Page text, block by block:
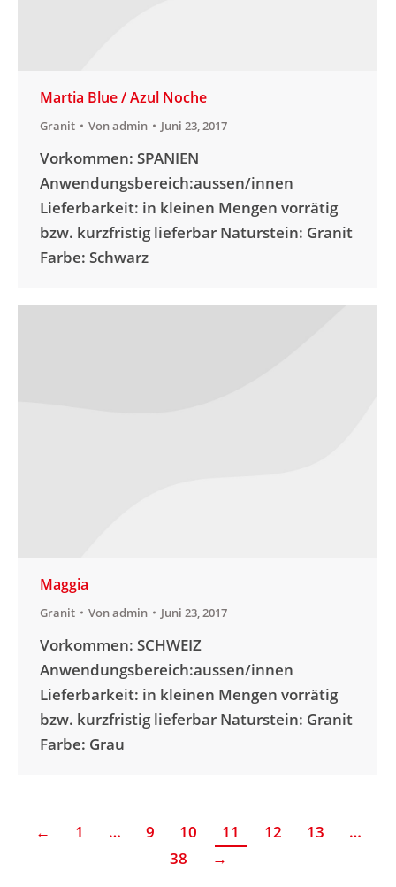
Martia Blue / Azul Noche
Granit Vonadmin Juni 23, 2017
Vorkommen: SPANIEN
Anwendungsbereich:aussen/innen
Lieferbarkeit: in kleinen Mengen vorrätig
bzw. kurzfristig lieferbar Naturstein: Granit
Farbe: Schwarz
Maggia
Granit Vonadmin Juni 23, 2017
Vorkommen: SCHWEIZ
Anwendungsbereich:aussen/innen
Lieferbarkeit: in kleinen Mengen vorrätig
bzw. kurzfristig lieferbar Naturstein: Granit
Farbe: Grau
← 1 … 9 10 11 12 13
…
38
→